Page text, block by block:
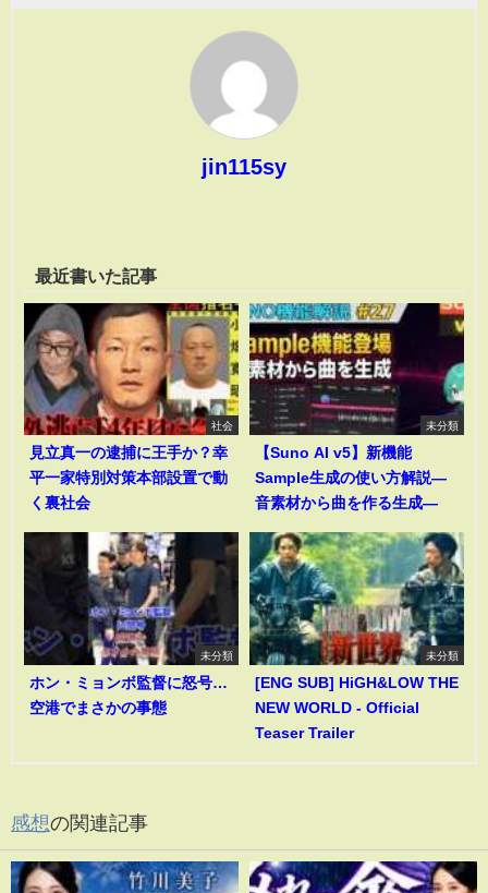
jin115sy
最近書いた記事
社会
見立真一の逮捕に王手か？幸
平一家特別対策本部設置で動
く裏社会
未分類
【Suno AI v5】新機能
Sample生成の使い方解説―
音素材から曲を作る生成―
未分類
ホン・ミョンボ監督に怒号…
空港でまさかの事態
未分類
[ENG SUB] HiGH&LOW THE
NEW WORLD - Official
Teaser Trailer
感想の関連記事